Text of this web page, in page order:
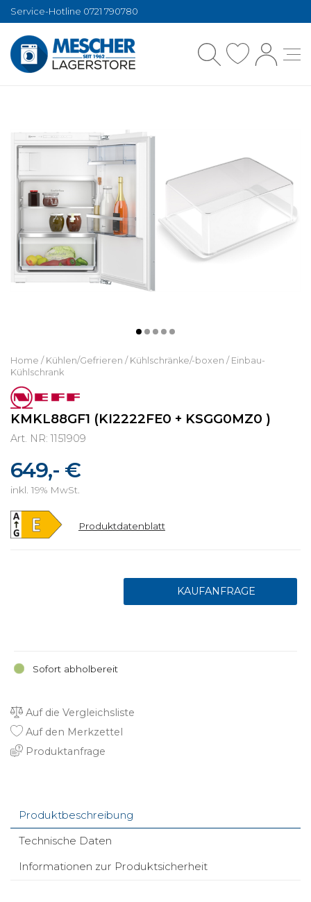
Service-Hotline 0721 790780
Home / Kühlen/Gefrieren / Kühlschränke/-boxen / Einbau-
Kühlschrank
KMKL88GF1 (KI2222FE0 + KSGG0MZ0 )
Art. NR: 1151909
649,- €
inkl. 19% MwSt.
Produktdatenblatt
Sofort abholbereit
Auf die Vergleichsliste
Auf den Merkzettel
Produktanfrage
Produktbeschreibung
Technische Daten
Informationen zur Produktsicherheit